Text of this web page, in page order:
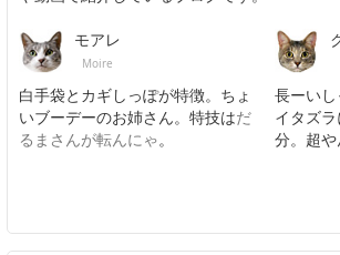
モアレ
Moire
白手袋とカギしっぽが特徴。ちょ
いブーデーのお姉さん。特技はだ
るまさんが転んにゃ。
長ーい
イタズ
分。超や